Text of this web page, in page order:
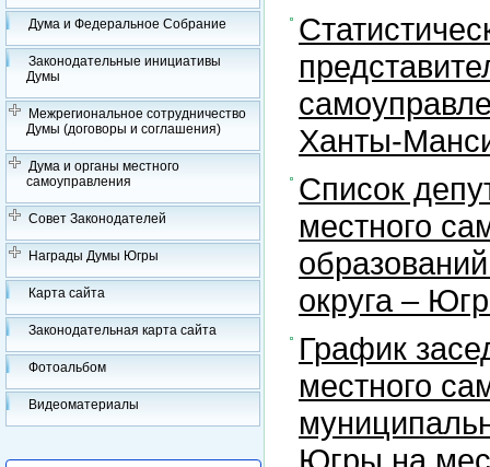
Дума и Федеральное Собрание
Законодательные инициативы
Думы
Межрегиональное сотрудничество
Думы (договоры и соглашения)
Дума и органы местного
самоуправления
Совет Законодателей
Награды Думы Югры
Карта сайта
Законодательная карта сайта
Фотоальбом
Видеоматериалы
Ханты-
Список
местного
округа –
График
местного